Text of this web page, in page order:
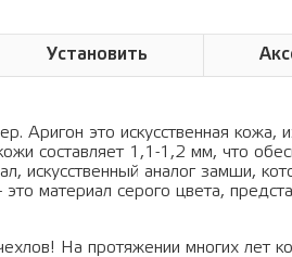
Установить
Аригон это искусственная кожа,
составляет 1,1-1,2 мм, что
искусственный аналог замши,
материал серого цвета,
На протяжении многих лет